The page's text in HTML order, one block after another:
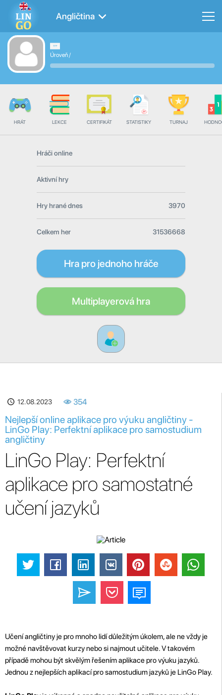
Angličtina
Úroveň/
HRÁT LEKCE CERTIFIKÁT STATISTIKY TURNAJ
Hráči online
Aktivní hry
Hry hrané dnes 3970
Celkem her 31536668
Hra pro jednoho hráče
Multiplayerová hra
12.08.2023 354
Nejlepší online aplikace pro výuku angličtiny -
LinGo Play: Perfektní aplikace pro samostudium
angličtiny
LinGo Play: Perfektní
aplikace pro samostatné
učení jazyků
Učení angličtiny je pro mnoho lidí důležitým úkolem, ale ne vždy je
možné navštěvovat kurzy nebo si najmout učitele. V takovém
případě mohou být skvělým řešením aplikace pro výuku jazyků.
Jednou z nejlepších aplikací pro samostudium jazyků je LinGo Play.